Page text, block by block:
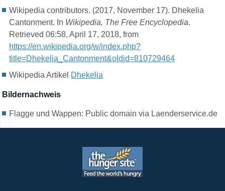
Wikipedia contributors. (2017, November 17). Dhekelia
Cantonment. In Wikipedia, The Free Encyclopedia.
Retrieved 06:58, April 17, 2018, from
https://en.wikipedia.org/w/index.php?
title=Dhekelia_Cantonment&oldid=810729464
Wikipedia Artikel Dhekelia
Bildernachweis
Flagge und Wappen: Public domain via Laenderservice.de